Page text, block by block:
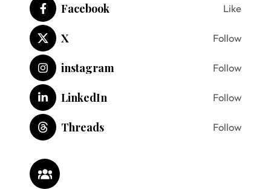
Facebook Like
X Follow
instagram Follow
LinkedIn Follow
Threads Follow